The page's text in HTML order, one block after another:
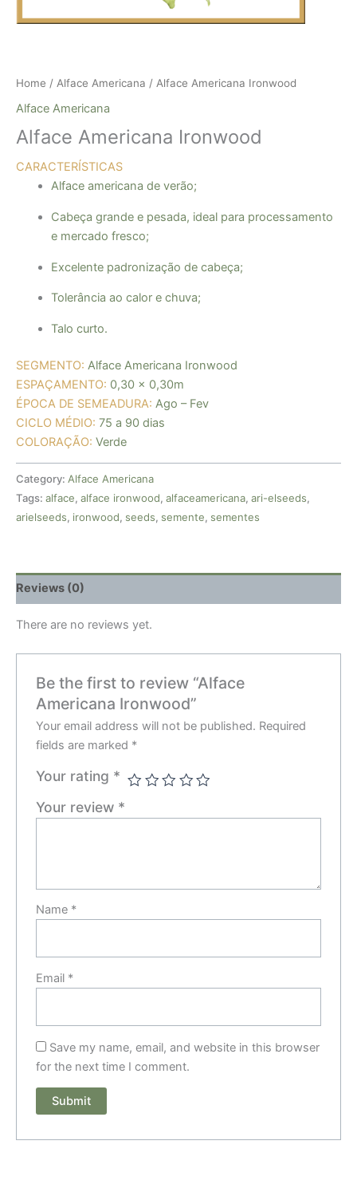
Home / Alface Americana / Alface Americana Ironwood
Alface Americana
Alface Americana Ironwood
CARACTERÍSTICAS
Alface americana de verão;
Cabeça grande e pesada, ideal para processamento
e mercado fresco;
Excelente padronização de cabeça;
Tolerância ao calor e chuva;
Talo curto.
SEGMENTO: Alface Americana Ironwood
ESPAÇAMENTO: 0,30 x 0,30m
ÉPOCA DE SEMEADURA: Ago – Fev
CICLO MÉDIO: 75 a 90 dias
COLORAÇÃO: Verde
Category: Alface Americana
Tags: alface, alface ironwood, alfaceamericana, ari-elseeds,
arielseeds, ironwood, seeds, semente, sementes
Reviews (0)
There are no reviews yet.
Be the first to review “Alface
Americana Ironwood”
Your email address will not be published. Required
fields are marked *
Your rating *
Your review *
Name *
Email *
Save my name, email, and website in this browser
for the next time I comment.